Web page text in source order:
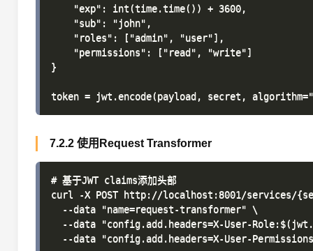
    "exp": int(time.time()) + 3600,
    "sub": "john",
    "roles": ["admin", "user"],
    "permissions": ["read", "write"]
}
7.2.2 使用Request Transformer
# 基于JWT claims添加头部
curl -X POST http://localhost:8001/services/
  --data "name=request-transformer" \
--data "config.add.headers=X-User-